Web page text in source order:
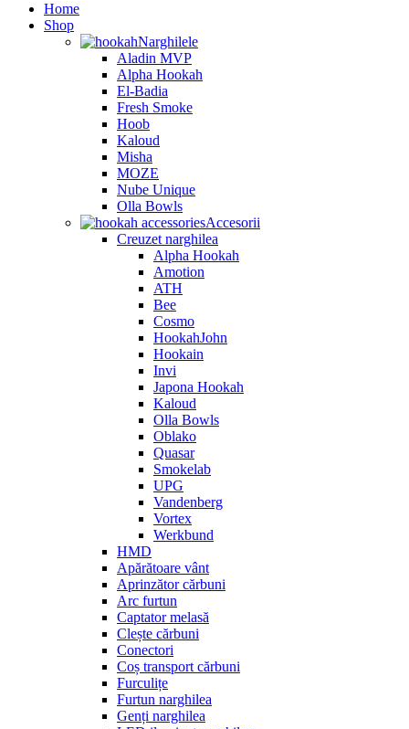
Home
Shop
Narghilele
Aladin MVP
Alpha Hookah
El-Badia
Fresh Smoke
Hoob
Kaloud
Misha
MOZE
Nube Unique
Olla Bowls
Accesorii
Creuzet narghilea
Alpha Hookah
Amotion
ATH
Bee
Cosmo
HookahJohn
Hookain
Invi
Japona Hookah
Kaloud
Olla Bowls
Oblako
Quasar
Smokelab
UPG
Vandenberg
Vortex
Werkbund
HMD
Apărătoare vânt
Aprinzător cărbuni
Arc furtun
Captator melasă
Clește cărbuni
Conectori
Coș transport cărbuni
Furculițe
Furtun narghilea
Genți narghilea